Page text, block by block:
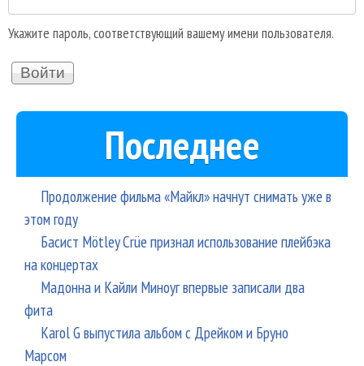
Укажите пароль, соответствующий вашему имени пользователя.
Последнее
Продолжение фильма «Майкл» начнут снимать уже в
этом году
Басист Mötley Crüe признал использование плейбэка
на концертах
Мадонна и Кайли Миноуг впервые записали два
фита
Karol G выпустила альбом с Дрейком и Бруно
Марсом